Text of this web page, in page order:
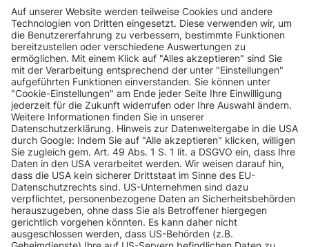
INFORMATIONEN
KUNDENSERVICE
INFORMATIONEN
ZAHLUNGSARTEN